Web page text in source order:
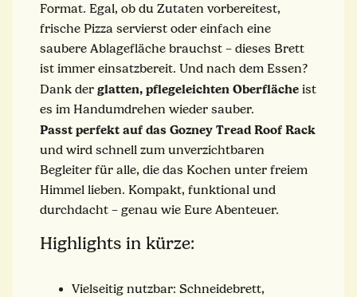
Format. Egal, ob du Zutaten vorbereitest,
frische Pizza servierst oder einfach eine
saubere Ablagefläche brauchst – dieses Brett
ist immer einsatzbereit. Und nach dem Essen?
Dank der glatten, pflegeleichten Oberfläche ist
es im Handumdrehen wieder sauber.
Passt perfekt auf das Gozney Tread Roof Rack
und wird schnell zum unverzichtbaren
Begleiter für alle, die das Kochen unter freiem
Himmel lieben. Kompakt, funktional und
durchdacht – genau wie Eure Abenteuer.
Highlights in kürze:
Vielseitig nutzbar: Schneidebrett,